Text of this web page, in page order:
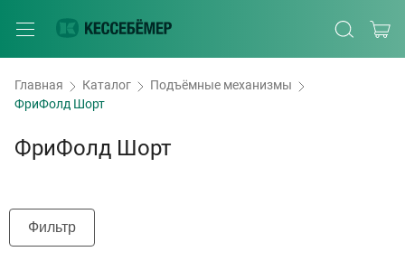
Главная Каталог
Подъёмные механизмы
ФриФолд Шорт
ФриФолд Шорт
Фильтр